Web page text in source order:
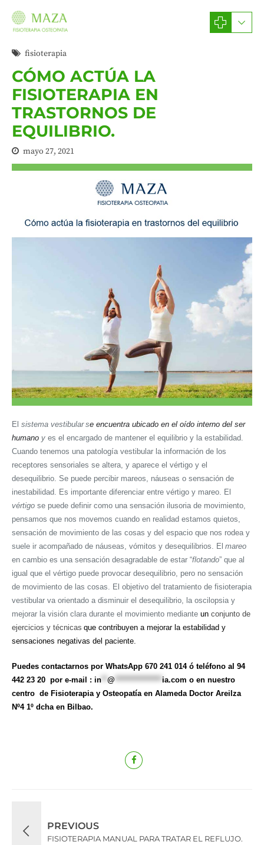
fisioterapia
CÓMO ACTÚA LA
FISIOTERAPIA EN
TRASTORNOS DE
EQUILIBRIO.
mayo 27, 2021
El sistema vestibular se encuentra ubicado en el oído interno del ser
humano y es el encargado de mantener el equilibrio y la estabilidad.
Cuando tenemos una patología vestibular la información de los
receptores sensoriales se altera, y aparece el vértigo y el
desequilibrio. Se puede percibir mareos, náuseas o sensación de
inestabilidad. Es importante diferenciar entre vértigo y mareo. El
vértigo se puede definir como una sensación ilusoria de movimiento,
pensamos que nos movemos cuando en realidad estamos quietos,
sensación de movimiento de las cosas y del espacio que nos rodea y
suele ir acompañado de náuseas, vómitos y desequilibrios. El mareo
en cambio es una sensación desagradable de estar “flotando” que al
igual que el vértigo puede provocar desequilibrio, pero no sensación
de movimiento de las cosas. El objetivo del tratamiento de fisioterapia
vestibular va orientado a disminuir el desequilibrio, la oscilopsia y
mejorar la visión clara durante el movimiento mediante un conjunto de
ejercicios y técnicas que contribuyen a mejorar la estabilidad y
sensaciones negativas del paciente.
Puedes contactarnos por WhatsApp 670 241 014 ó teléfono al 94
442 23 20 por e-mail : in @ **************** ia.com o en nuestro
centro de Fisioterapia y Osteopatía en Alameda Doctor Areilza
Nº4 1º dcha en Bilbao.
PREVIOUS
FISIOTERAPIA MANUAL PARA TRATAR EL REFLUJO.